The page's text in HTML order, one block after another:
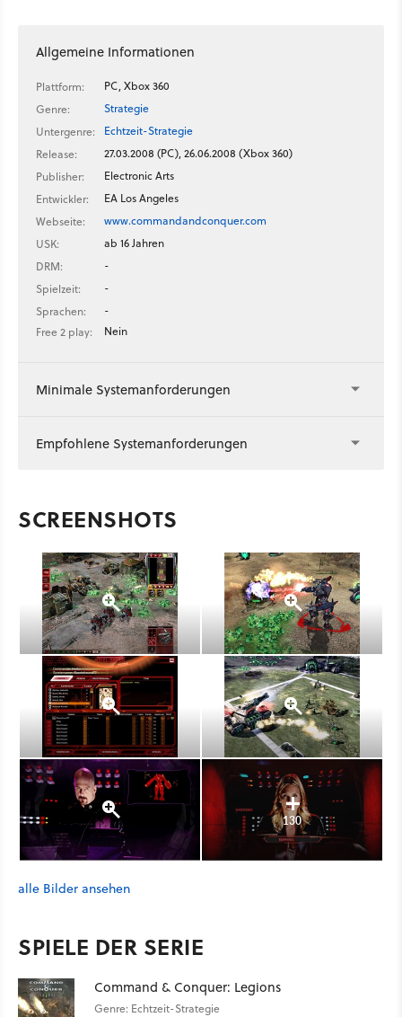
Allgemeine Informationen
Plattform:
PC, Xbox 360
Genre:
Strategie
Untergenre:
Echtzeit-Strategie
Release:
27.03.2008 (PC), 26.06.2008 (Xbox 360)
Publisher:
Electronic Arts
Entwickler:
EA Los Angeles
Webseite:
www.commandandconquer.com
USK:
ab 16 Jahren
DRM:
-
Spielzeit:
-
Sprachen:
-
Free 2 play:
Nein
Minimale Systemanforderungen
Empfohlene Systemanforderungen
SCREENSHOTS
130
alle Bilder ansehen
SPIELE DER SERIE
Command & Conquer: Legions
Genre: Echtzeit-Strategie